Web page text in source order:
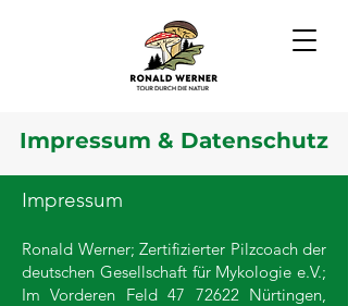
Impressum & Datenschutz
Impressum
Ronald Werner; Zertifizierter Pilzcoach der
deutschen Gesellschaft für Mykologie e.V.;
Im Vorderen Feld47 72622Nürtingen,